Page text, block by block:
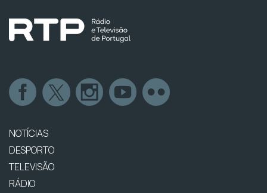
NOTÍCIAS
DESPORTO
TELEVISÃO
RÁDIO